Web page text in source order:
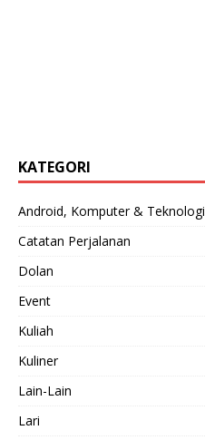
KATEGORI
Android, Komputer & Teknologi
Catatan Perjalanan
Dolan
Event
Kuliah
Kuliner
Lain-Lain
Lari